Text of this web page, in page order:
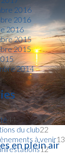
en plein air
2016
2016
2016
2015
2015
2014
44
du club22
à venir13
12